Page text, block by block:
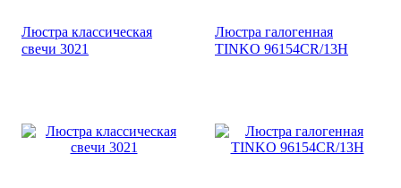
Люстра классическая
свечи 3021
Люстра галогенная
TINKO 96154CR/13H